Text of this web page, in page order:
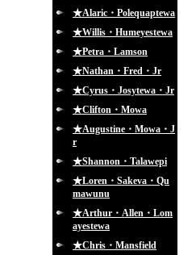
★Alaric・Polequaptewa
★Willis・Humeyestewa
★Petra・Lamson
★Nathan・Fred・Jr
★Cyrus・Josytewa・Jr
★Clifton・Mowa
★Augustine・Mowa・J
r
★Shannon・Talawepi
★Loren・Sakeva・Qu
mawunu
★Arthur・Allen・Lom
ayestewa
★Chris・Mansfield